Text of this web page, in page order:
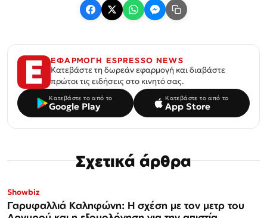
ΕΦΑΡΜΟΓΗ ESPRESSO NEWS
Κατεβάστε τη δωρεάν εφαρμογή και διαβάστε
πρώτοι τις ειδήσεις στο κινητό σας.
Κατεβάστε το από το
Google Play
Κατεβάστε το από το
App Store
Σχετικά άρθρα
Showbiz
Γαρυφαλλιά Καληφώνη: Η σχέση με τον μετρ του